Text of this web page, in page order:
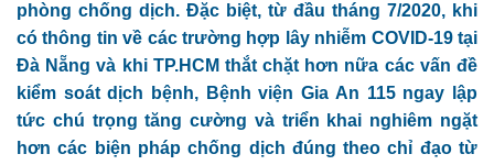
phòng chống dịch. Đặc biệt, từ đầu tháng 7/2020, khi
có thông tin về các trường hợp lây nhiễm COVID-19 tại
Đà Nẵng và khi TP.HCM thắt chặt hơn nữa các vấn đề
kiểm soát dịch bệnh, Bệnh viện Gia An 115 ngay lập
tức chú trọng tăng cường và triển khai nghiêm ngặt
hơn các biện pháp chống dịch đúng theo chỉ đạo từ